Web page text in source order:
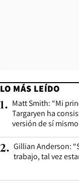
LO MÁS LEÍDO
1. Matt Smith: “Mi
Targaryen ha
versión de sí
2. Gillian Anderson:
trabajo, tal vez